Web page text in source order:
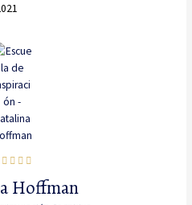
Hoffman